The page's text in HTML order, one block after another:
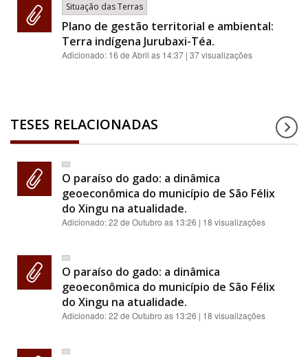
Situação das Terras
Plano de gestão territorial e ambiental:
Terra indígena Jurubaxi-Téa.
Adicionado: 16 de Abril as 14:37 | 37 visualizações
TESES RELACIONADAS
O paraíso do gado: a dinâmica
geoeconômica do município de São Félix
do Xingu na atualidade.
Adicionado:22 de Outubro as 13:26 | 18 visualizações
O paraíso do gado: a dinâmica
geoeconômica do município de São Félix
do Xingu na atualidade.
Adicionado:22 de Outubro as 13:26 | 18 visualizações